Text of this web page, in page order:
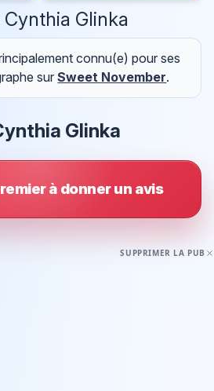
Glinka
connu(e) pour ses
surSweet November.
Glinka
à donner un avis
SUPPRIMER LA PUB